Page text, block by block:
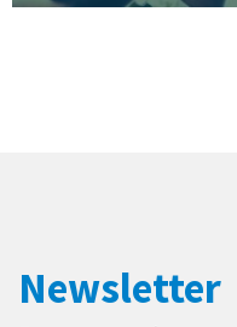
Newsletter